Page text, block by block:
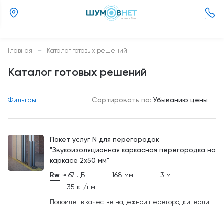
Главная — Каталог готовых решений
Каталог готовых решений
Фильтры Сортировать по: Убыванию цены
Пакет услуг N для перегородок
"Звукоизоляционная каркасная перегородка на
каркасе 2х50 мм"
Rw ≈ 67 дБ 168 мм
3 м
35 кг/пм
Подойдет в качестве надежной перегородки, если